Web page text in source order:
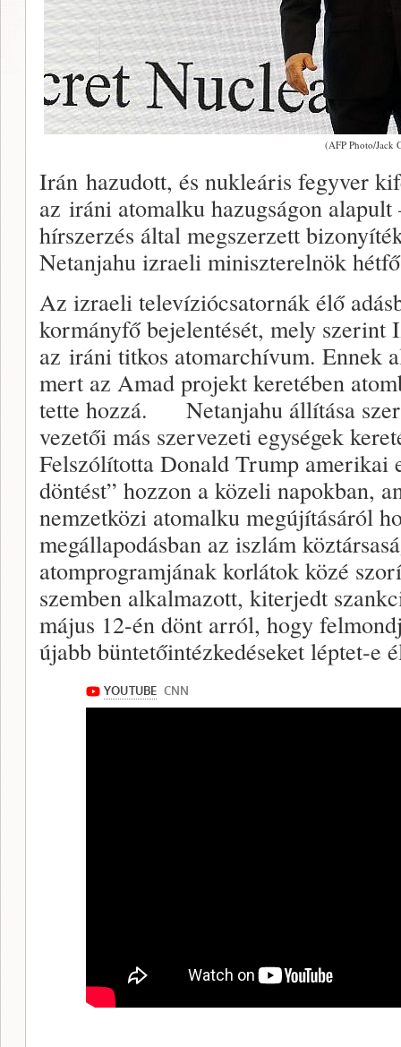
(AFP Photo/Jack
Irán hazudott, és nukleáris fegyver
az iráni atomalku hazugságon
hírszerzés által megszerzett
Netanjahu izraeli miniszterelnök
Az izraeli televíziócsatornák élő
kormányfő bejelentését, mely
az iráni titkos atomarchívum. Ennek
mert az Amad projekt keretében
tette hozzá. Netanjahu állítása
vezetői más szervezeti egységek
Felszólította Donald Trump amerikai
döntést” hozzon a közeli napokban,
nemzetközi atomalku megújításáról
megállapodásban az iszlám
atomprogramjának korlátok közé
szemben alkalmazott, kiterjedt
május 12-én dönt arról, hogy
újabb büntetőintézkedéseket léptet-e